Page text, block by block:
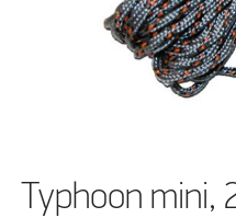
Typhoon mini,